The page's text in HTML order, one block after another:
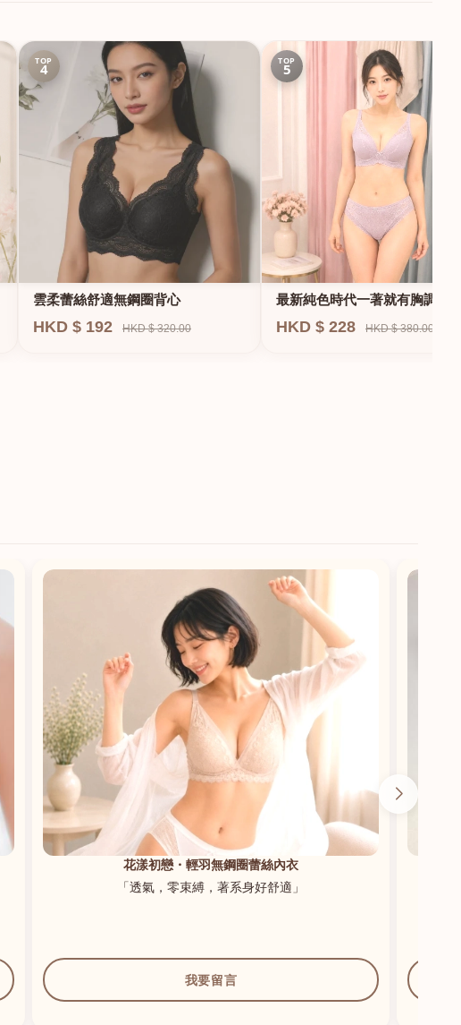
TOP
4
雲柔蕾絲舒適無鋼圈背心
HKD $ 192 HKD $ 320.00
TOP
5
最新純色時代一著就有胸調整
衣-專治小胸 蝴蝶肌位矯正型內
HKD $ 228 HKD $ 380.00
花漾初戀・輕羽無鋼圈蕾絲內衣
「透氣，零束縛，著系身好舒適」
我要留言